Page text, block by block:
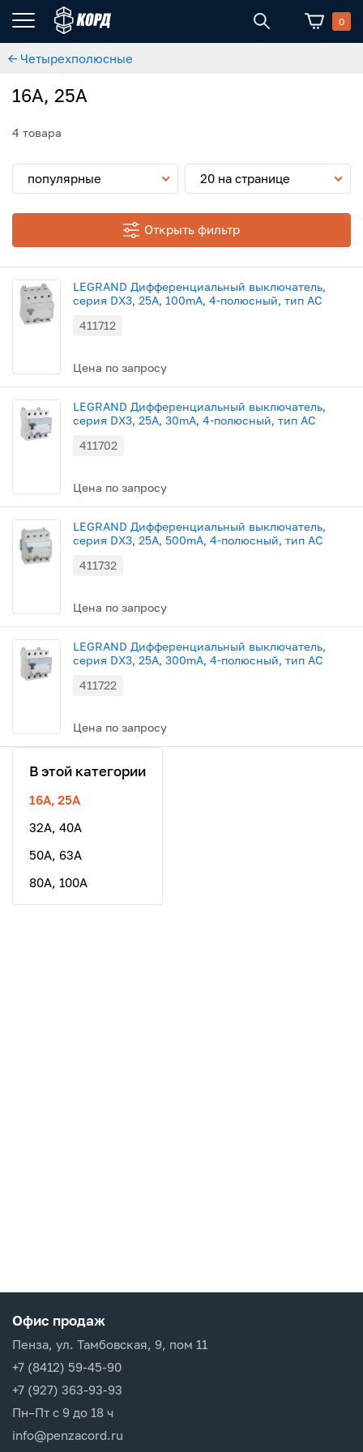
0
← Четырехполюсные
16A, 25А
4 товара
популярные 20 на странице
Открыть фильтр
LEGRAND Дифференциальный выключатель,
серия DX3, 25A, 100mA, 4-полюсный, тип АС
411712
Цена по запросу
LEGRAND Дифференциальный выключатель,
серия DX3, 25A, 30mA, 4-полюсный, тип АС
411702
Цена по запросу
LEGRAND Дифференциальный выключатель,
серия DX3, 25A, 500mA, 4-полюсный, тип АС
411732
Цена по запросу
LEGRAND Дифференциальный выключатель,
серия DX3, 25A, 300mA, 4-полюсный, тип АС
411722
Цена по запросу
В этой категории
16A, 25А
32A, 40А
50A, 63А
80А, 100A
Офис продаж
Пенза, ул. Тамбовская, 9, пом 11
+7 (8412) 59-45-90
+7 (927) 363-93-93
Пн–Пт с 9 до 18 ч
info@penzacord.ru